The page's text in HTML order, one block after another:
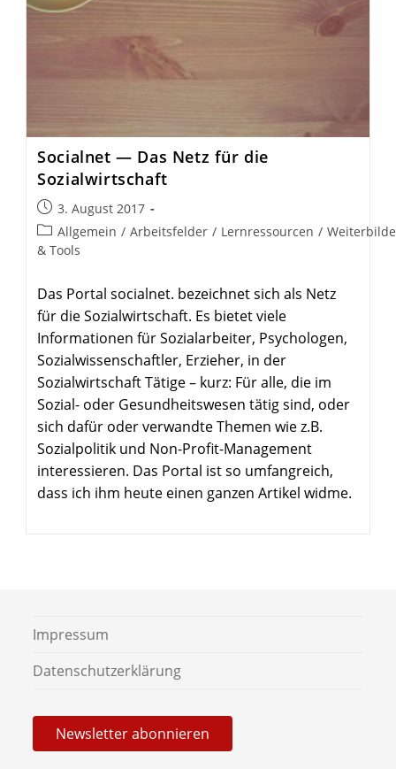
Socialnet — Das Netz für die
Sozialwirtschaft
Beitrag
veröffentlicht:
3. August 2017
Beitrags-
Kategorie:
Allgemein / Arbeitsfelder / Lernressourcen /
& Tools
Das Portal socialnet. bezeichnet sich als Netz
für die Sozialwirtschaft. Es bietet viele
Informationen für Sozialarbeiter, Psychologen,
Sozialwissenschaftler, Erzieher, in der
Sozialwirtschaft Tätige – kurz: Für alle, die im
Sozial- oder Gesundheitswesen tätig sind, oder
sich dafür oder verwandte Themen wie z.B.
Sozialpolitik und Non-Profit-Management
interessieren. Das Portal ist so umfangreich,
dass ich ihm heute einen ganzen Artikel widme.
Impressum
Daten­schutz­er­klärung
News­letter abonnieren